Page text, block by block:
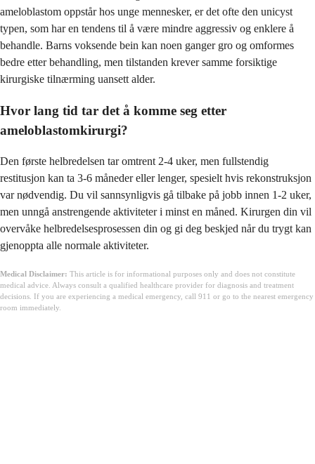
ameloblastom oppstår hos unge mennesker, er det ofte den unicyst
typen, som har en tendens til å være mindre aggressiv og enklere å
behandle. Barns voksende bein kan noen ganger gro og omformes
bedre etter behandling, men tilstanden krever samme forsiktige
kirurgiske tilnærming uansett alder.
Hvor lang tid tar det å komme seg etter
ameloblastomkirurgi?
Den første helbredelsen tar omtrent 2-4 uker, men fullstendig
restitusjon kan ta 3-6 måneder eller lenger, spesielt hvis rekonstruksjon
var nødvendig. Du vil sannsynligvis gå tilbake på jobb innen 1-2 uker,
men unngå anstrengende aktiviteter i minst en måned. Kirurgen din vil
overvåke helbredelsesprosessen din og gi deg beskjed når du trygt kan
gjenoppta alle normale aktiviteter.
Medical Disclaimer: This article is for informational purposes only and does not constitute
medical advice. Always consult a qualified healthcare provider for diagnosis and treatment
decisions. If you are experiencing a medical emergency, call 911 or go to the nearest emergency
room immediately.